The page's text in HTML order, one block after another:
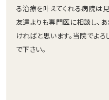
る治療を叶えてくれる病院は
友達よりも専門医に相談し、
ければと思います。当院でよ
で下さい。